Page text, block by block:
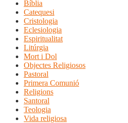
Bíblia
Catequesi
Cristologia
Eclesiologia
Espiritualitat
Litúrgia
Mort i Dol
Objectes Religiosos
Pastoral
Primera Comunió
Religions
Santoral
Teologia
Vida religiosa